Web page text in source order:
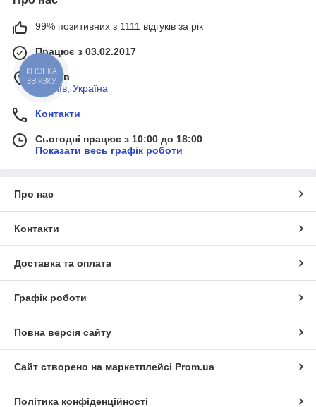
99% позитивних з 1111 відгуків за рік
Працює з 03.02.2017
м. Київ
м, Київ, Україна
Контакти
Сьогодні працює з 10:00 до 18:00
Показати весь графік роботи
Про нас
Контакти
Доставка та оплата
Графік роботи
Повна версія сайту
Сайт створено на маркетплейсі Prom.ua
Політика конфіденційності
КНОПКА
ЗВ'ЯЗКУ